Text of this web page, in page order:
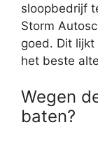
sloopbedrijf
Storm
goed. Dit
het beste
Wegen
baten?